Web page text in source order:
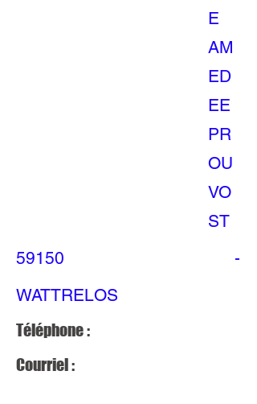
E
AM
ED
EE
PR
OU
VO
ST
59150
-
WATTRELOS
Téléphone :
Courriel :